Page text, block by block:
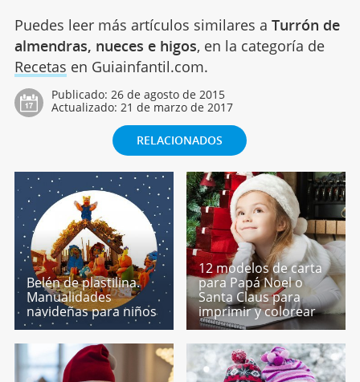
Puedes leer más artículos similares a Turrón de
almendras, nueces e higos, en la categoría de
Recetas en Guiainfantil.com.
Publicado: 26 de agosto de 2015
Actualizado: 21 de marzo de 2017
RELACIONADOS
Belén de plastilina.
Manualidades
navideñas para niños
12 modelos de carta
para Papá Noel o
Santa Claus para
imprimir y colorear